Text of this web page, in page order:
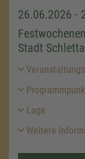
26.06.2026 -
Stadt
Lage
Weitere